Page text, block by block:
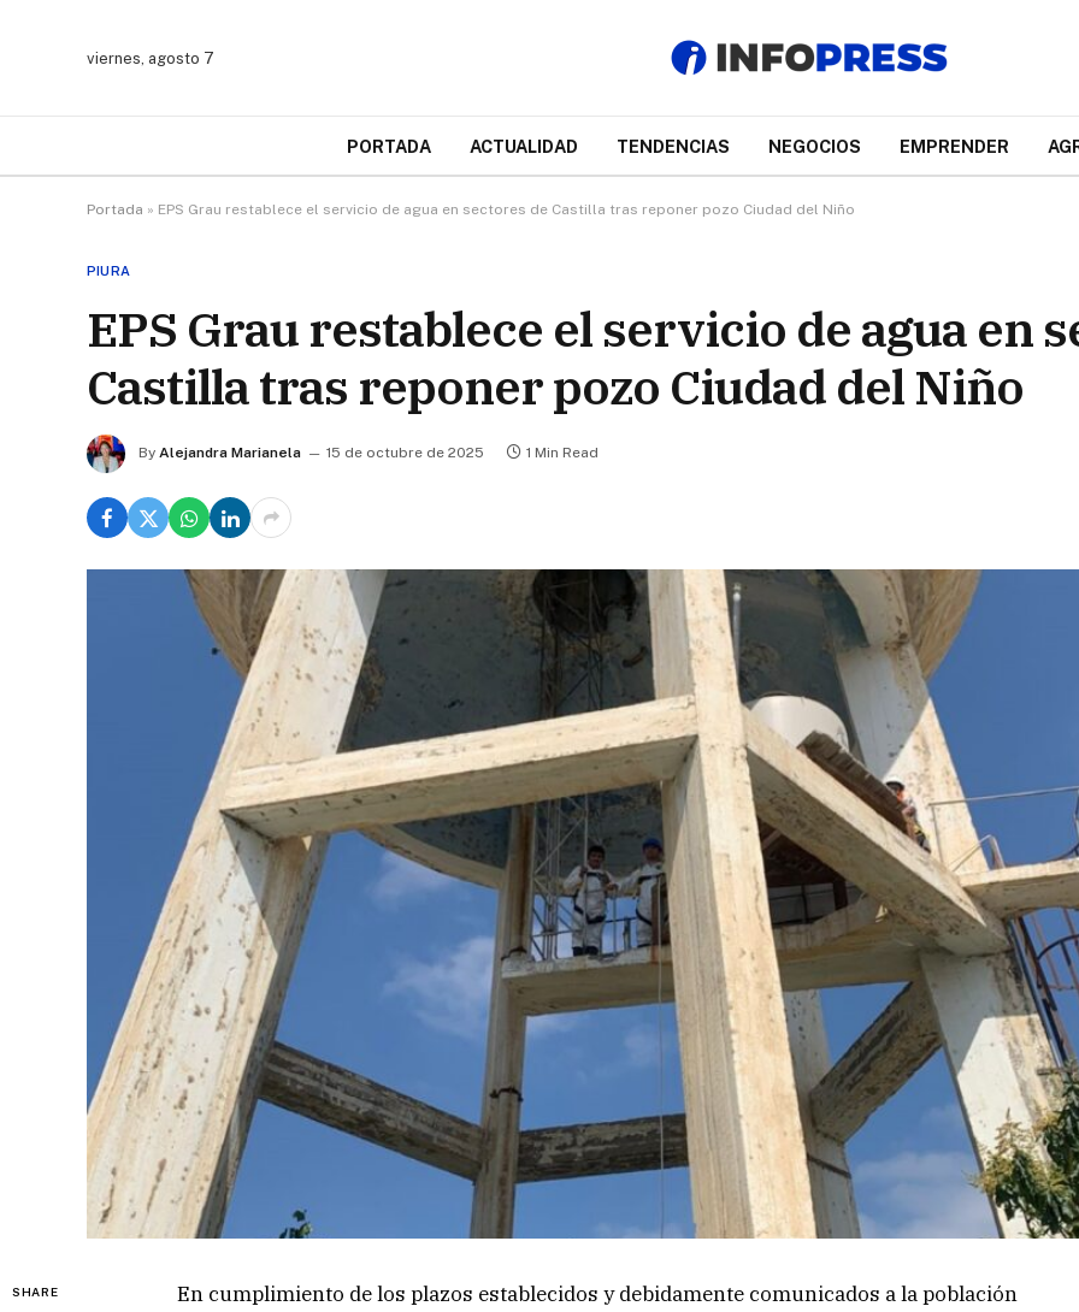
viernes, agosto 7
PORTADA ACTUALIDAD TENDENCIAS NEGOCIOS EMPRENDER
Portada » EPS Grau restablece el servicio de agua en sectores de Castilla tras reponer pozo Ciudad del Niño
PIURA
EPS Grau restablece el servicio de agua en
Castilla tras reponer pozo Ciudad del Niño
By Alejandra Marianela 15 de octubre de 2025 1 Min Read
SHARE
En cumplimiento de los plazos establecidos y debidamente comunicados a la población